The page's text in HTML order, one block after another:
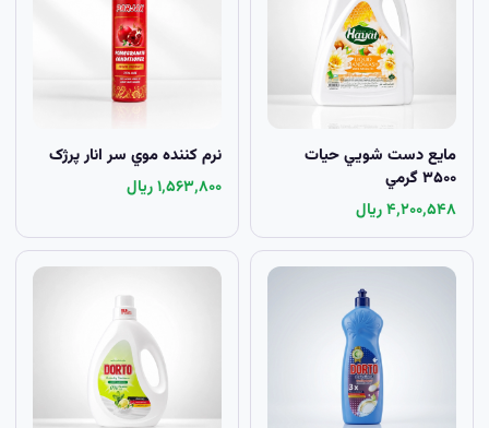
مايع دست شويي حيات
۳۵۰۰ گرمي
۴٬۲۰۰٬۵۴۸ ریال
نرم کننده موي سر انار پرژک
۱٬۵۶۳٬۸۰۰ ریال